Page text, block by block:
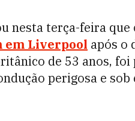
nesta terça-feira que
Liverpool após o
de 53 anos, foi
perigosa e sob